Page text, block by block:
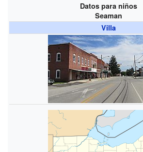
Datos para niños
Seaman
Villa